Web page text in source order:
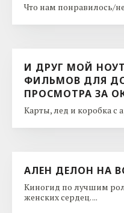
Что нам понравилось/
И ДРУГ МОЙ
ФИЛЬМОВ ДЛЯ
ПРОСМОТРА ЗА
Карты, лед и коробка с
АЛЕН ДЕЛОН НА
Киногид по лучшим
женских сердец. ...